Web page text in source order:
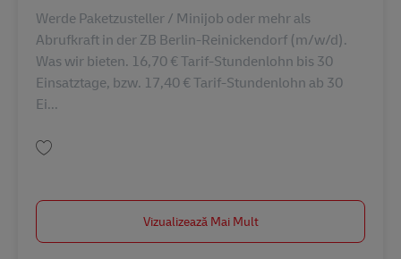
Werde Paketzusteller / Minijob oder mehr als
Abrufkraft in der ZB Berlin-Reinickendorf (m/w/d).
Was wir bieten. 16,70 € Tarif-Stundenlohn bis 30
Einsatztage, bzw. 17,40 € Tarif-Stundenlohn ab 30
Ei...
Vizualizează Mai Mult